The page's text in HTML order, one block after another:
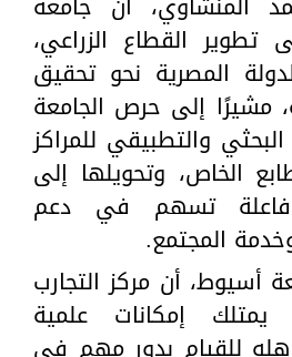
القطاع الزراعي،
المصرية نحو تحقيق
مشيرًا إلى حرص الجامعة
والتطبيقي للمراكز
الخاص، وتحويلها إلى
فاعلة تسهم في دعم
المجتمع.
أسيوط، أن مركز التجارب
يمتلك إمكانات علمية
للقيام بدور مهم في